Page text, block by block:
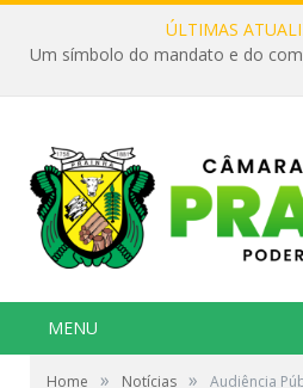
ÚLTIMAS
MENU
Home » Notícias »
Audiência